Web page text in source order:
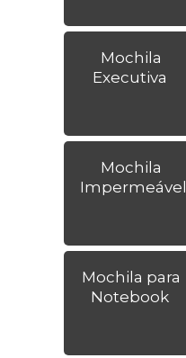
Mochila
Executiva
Mochila
Impermeável
Mochila para
Notebook